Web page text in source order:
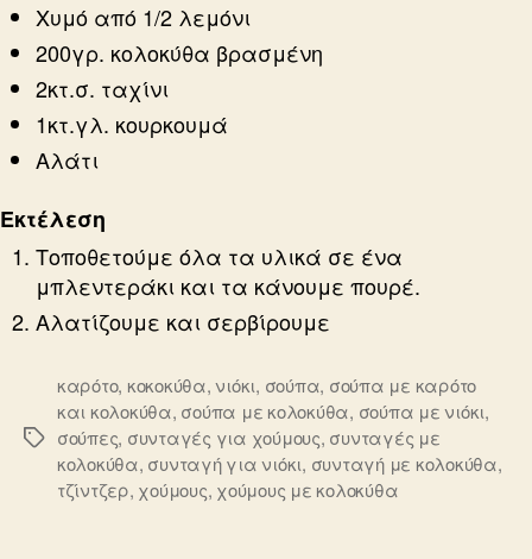
Χυμό από 1/2 λεμόνι
200γρ. κολοκύθα βρασμένη
2κτ.σ. ταχίνι
1κτ.γλ. κουρκουμά
Αλάτι
Εκτέλεση
Τοποθετούμε όλα τα υλικά σε ένα
μπλεντεράκι και τα κάνουμε πουρέ.
Αλατίζουμε και σερβίρουμε
Ετικέτες
καρότο, κοκοκύθα,νιόκι, σούπα, σούπα με καρότο
και κολοκύθα, σούπα με κολοκύθα, σούπα με νιόκι,
σούπες, συνταγές για χούμους, συνταγές με
κολοκύθα, συνταγή για νιόκι, συνταγή με κολοκύθα,
τζίντζερ, χούμους, χούμους με κολοκύθα